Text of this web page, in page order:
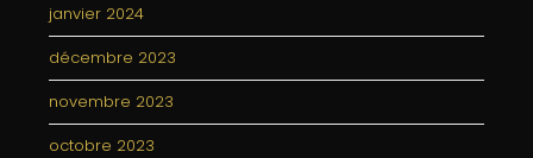
janvier 2024
décembre 2023
novembre 2023
octobre 2023